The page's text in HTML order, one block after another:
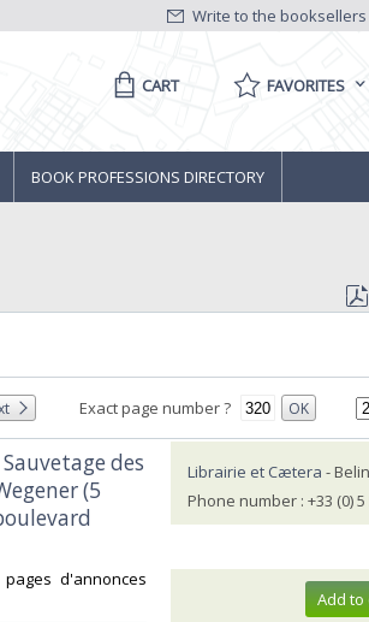
Write to the booksellers
CART FAVORITES
BOOK PROFESSIONS DIRECTORY
Exact page number ? OK
des
(5
d'annonces
Librairie et Cætera -
Phone number : +33 (0) 5
Add to